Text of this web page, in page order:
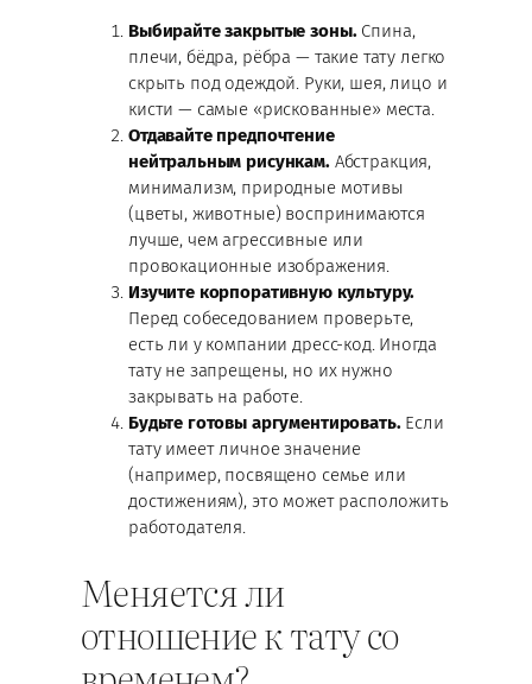
Выбирайте закрытые зоны.Спина,
плечи, бёдра, рёбра — такие тату легко
скрыть под одеждой. Руки, шея, лицо и
кисти — самые «рискованные» места.
Отдавайте предпочтение
нейтральным рисункам.Абстракция,
минимализм, природные мотивы
(цветы, животные) воспринимаются
лучше, чем агрессивные или
провокационные изображения.
Изучите корпоративную культуру.
Перед собеседованием проверьте,
есть ли у компании дресс-код. Иногда
тату не запрещены, но их нужно
закрывать на работе.
Будьте готовы аргументировать.Если
тату имеет личное значение
(например, посвящено семье или
достижениям), это может расположить
работодателя.
Меняется ли
отношение к тату со